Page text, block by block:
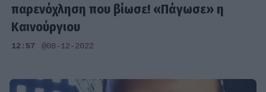
παρενόχληση που βίωσε! «Πάγωσε» η
Καινούργιου
12:57 @08-12-2022